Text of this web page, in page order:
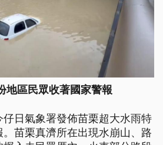
地區民眾收著國家警報
日氣象署發佈苗栗超大水雨特
苗栗真濟所在出現水崩山、路